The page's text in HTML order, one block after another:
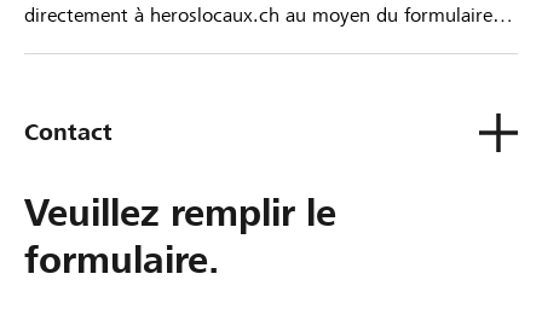
directement à heroslocaux.ch au moyen du formulaire
Contact
Veuillez remplir le
formulaire.